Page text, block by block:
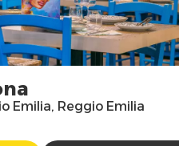
Emilia, Reggio Emilia